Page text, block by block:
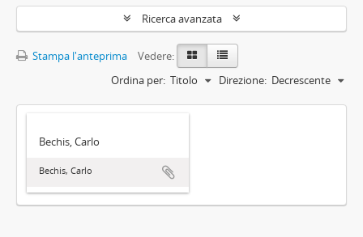
Ricerca avanzata
Stampa l'anteprima
Vedere:
Ordina per: Titolo Direzione: Decrescente
Bechis, Carlo
Bechis, Carlo